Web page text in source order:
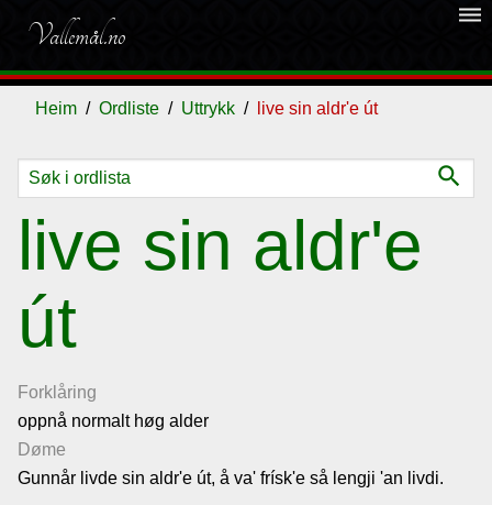
Vallemål.no
dehaze
Heim Ordliste Uttrykk live sin aldr'e út
search
live sin aldr'e
út
Forklåring
oppnå normalt høg alder
Døme
Gunnår livde sin aldr'e út, å va' frísk'e så lengji 'an livdi.
Ordliste
Om
vallemålet
Gjestebok
Nyhende